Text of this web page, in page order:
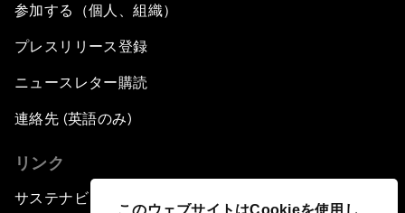
このウェブサイトはCookieを使用し
参加する（個人、組織）
プレスリリース登録
ニュースレター購読
連絡先 (英語のみ)
リンク
サステナビリティへの取り組み